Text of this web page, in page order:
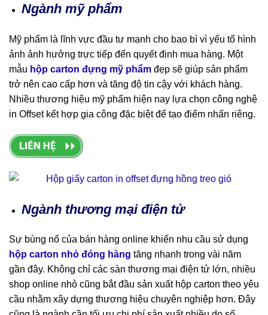
Ngành mỹ phẩm
Mỹ phẩm là lĩnh vực đầu tư mạnh cho bao bì vì yếu tố hình
ảnh ảnh hưởng trực tiếp đến quyết định mua hàng. Một
mẫu hộp carton đựng mỹ phẩm đẹp sẽ giúp sản phẩm
trở nên cao cấp hơn và tăng độ tin cậy với khách hàng.
Nhiều thương hiệu mỹ phẩm hiện nay lựa chọn công nghệ
in Offset kết hợp gia công đặc biệt để tạo điểm nhấn riêng.
Ngành thương mại điện tử
Sự bùng nổ của bán hàng online khiến nhu cầu sử dụng
hộp carton nhỏ đóng hàng tăng nhanh trong vài năm
gần đây. Không chỉ các sàn thương mại điện tử lớn, nhiều
shop online nhỏ cũng bắt đầu sản xuất hộp carton theo yêu
cầu nhằm xây dựng thương hiệu chuyên nghiệp hơn. Đây